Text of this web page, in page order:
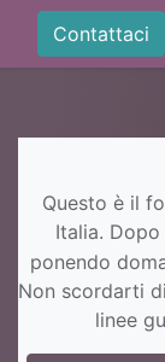
Contattaci
Questo è il
Italia.
ponendo
Non scordarti
linee